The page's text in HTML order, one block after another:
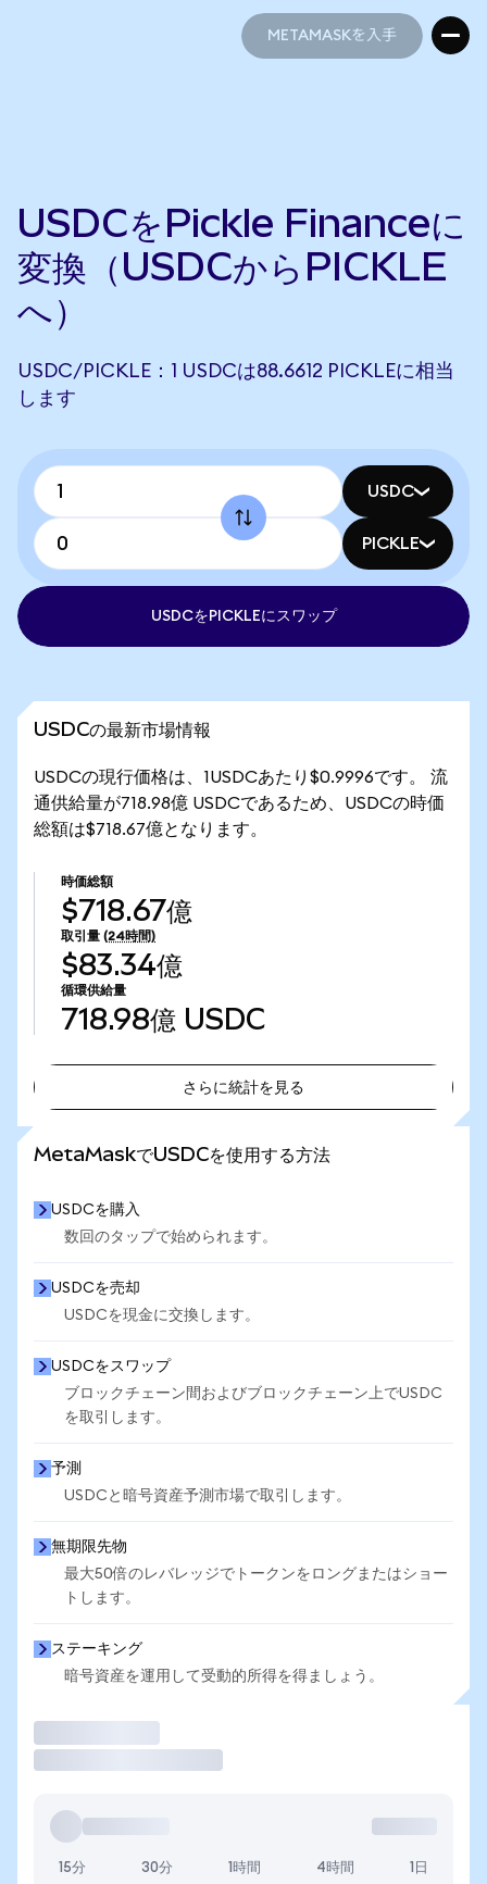
METAMASKを入手
USDCをPickle Financeに
変換（USDCからPICKLE
へ）
USDC/PICKLE：1 USDCは88.6612 PICKLEに相当
します
USDC
PICKLE
USDCをPICKLEにスワップ
USDCの最新市場情報
USDCの現行価格は、1USDCあたり$0.9996です。 流
通供給量が718.98億 USDCであるため、USDCの時価
総額は$718.67億となります。
時価総額
$718.67億
取引量 (24時間)
$83.34億
循環供給量
718.98億 USDC
さらに統計を見る
MetaMaskでUSDCを使用する方法
USDCを購入
数回のタップで始められます。
USDCを売却
USDCを現金に交換します。
USDCをスワップ
ブロックチェーン間およびブロックチェーン上でUSDC
を取引します。
予測
USDCと暗号資産予測市場で取引します。
無期限先物
最大50倍のレバレッジでトークンをロングまたはショー
トします。
ステーキング
暗号資産を運用して受動的所得を得ましょう。
15分 30分 1時間 4時間 1日